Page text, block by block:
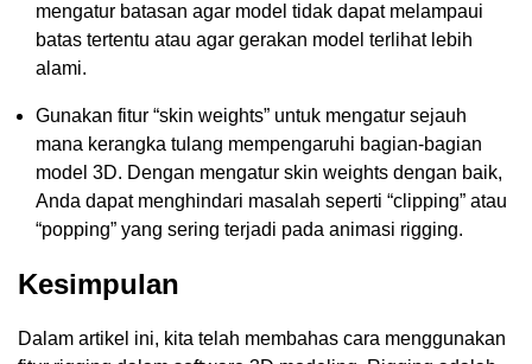
mengatur batasan agar model tidak dapat melampaui
batas tertentu atau agar gerakan model terlihat lebih
alami.
Gunakan fitur “skin weights” untuk mengatur sejauh
mana kerangka tulang mempengaruhi bagian-bagian
model 3D. Dengan mengatur skin weights dengan baik,
Anda dapat menghindari masalah seperti “clipping” atau
“popping” yang sering terjadi pada animasi rigging.
Kesimpulan
Dalam artikel ini, kita telah membahas cara menggunakan